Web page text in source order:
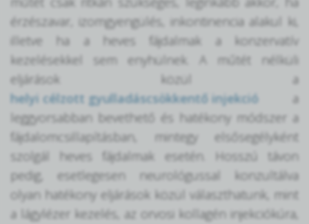
érzészavar, izomgyengülés, inkontinencia alakul ki,
illetve ha a heves fájdalmak a konzervatív
kezelésekkel sem enyhülnek. A műtét nélküli
eljárások közül a
helyi célzott gyulladáscsökkentő injekció a
leggyorsabban bevethető és hatékony módszer a
fájdalomcsillapításban, mintegy elsősegélyként
szolgál heves fájdalmak esetén. Hosszú távon
pedig, esetlegesen neurológussal konzultálva
olyan hatékony eljárások közül választhatunk, mint
a lágylézer kezelés, az orvosi kollagén injekciókúra,